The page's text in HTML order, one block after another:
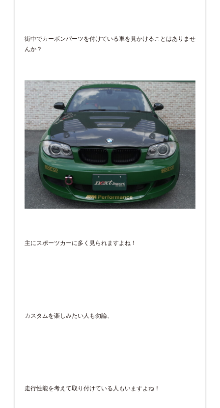
街中でカーボンパーツを付けている車を見かけることはありませ
んか？
主にスポーツカーに多く見られますよね！
カスタムを楽しみたい人も勿論、
走行性能を考えて取り付けている人もいますよね！